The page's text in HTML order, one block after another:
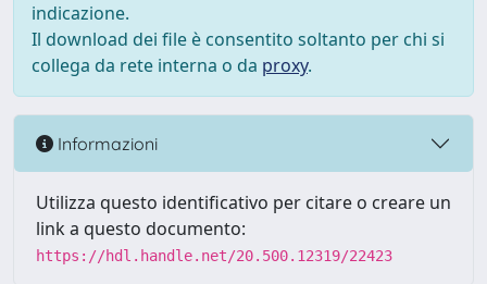
indicazione.
Il download dei file è consentito soltanto per chi si
collega da rete interna o da proxy.
Informazioni
Utilizza questo identificativo per citare o creare un
link a questo documento:
https://hdl.handle.net/20.500.12319/22423